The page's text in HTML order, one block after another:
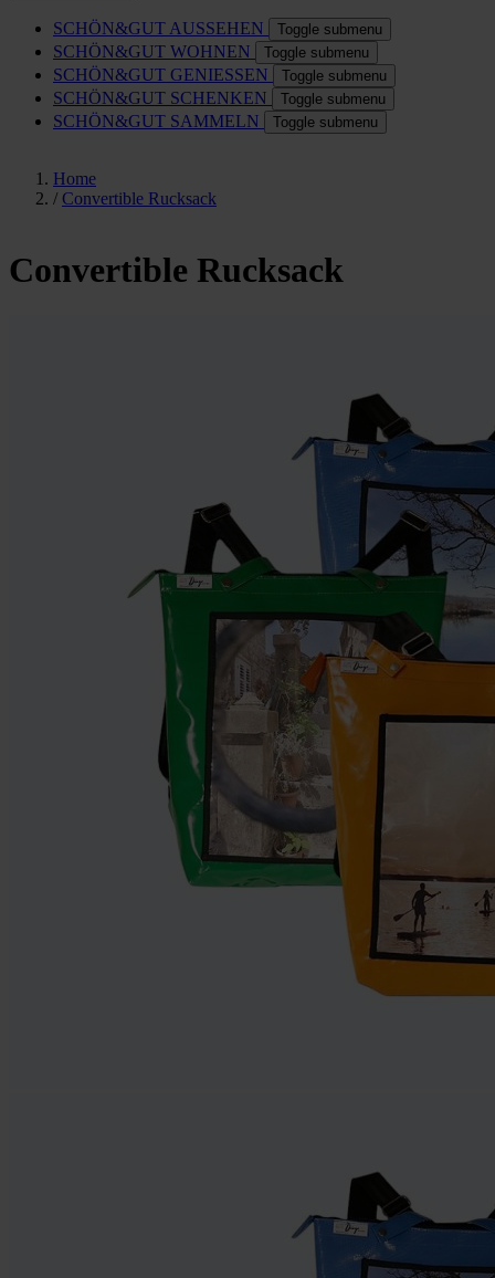
SCHÖN&GUT AUSSEHEN Toggle submenu
SCHÖN&GUT WOHNEN Toggle submenu
SCHÖN&GUT GENIESSEN Toggle submenu
SCHÖN&GUT SCHENKEN Toggle submenu
SCHÖN&GUT SAMMELN Toggle submenu
Home
/ Convertible Rucksack
Convertible Rucksack